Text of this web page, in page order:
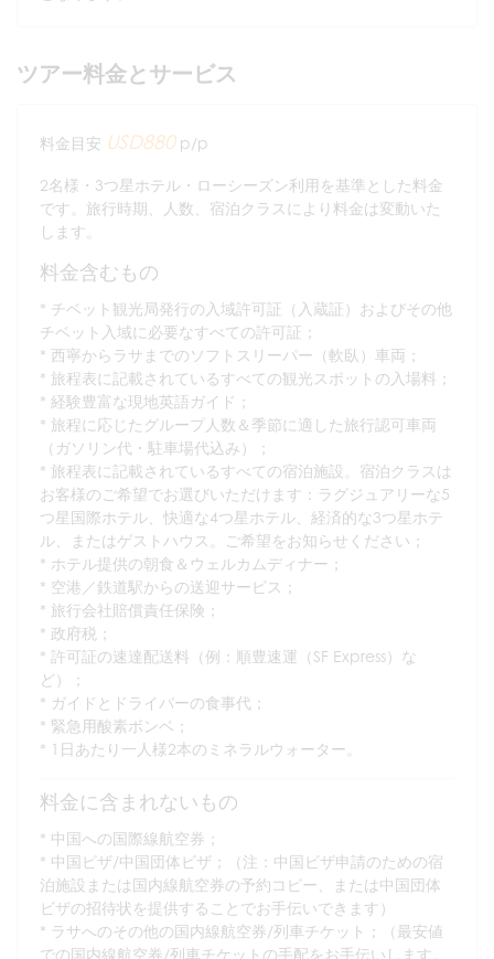
ツアー料金とサービス
料金目安 USD880p/p
2名様・3つ星ホテル・ローシーズン利用を基準とした料金
です。旅行時期、人数、宿泊クラスにより料金は変動いた
します。
料金含むもの
チベット観光局発行の入域許可証（入蔵証）およびその他
チベット入域に必要なすべての許可証；
西寧からラサまでのソフトスリーパー（軟臥）車両；
旅程表に記載されているすべての観光スポットの入場料；
経験豊富な現地英語ガイド；
旅程に応じたグループ人数＆季節に適した旅行認可車両
（ガソリン代・駐車場代込み）；
旅程表に記載されているすべての宿泊施設。宿泊クラスは
お客様のご希望でお選びいただけます：ラグジュアリーな5
つ星国際ホテル、快適な4つ星ホテル、経済的な3つ星ホテ
ル、またはゲストハウス。ご希望をお知らせください；
ホテル提供の朝食＆ウェルカムディナー；
空港／鉄道駅からの送迎サービス；
旅行会社賠償責任保険；
政府税；
許可証の速達配送料（例：順豊速運（SF Express）な
ど）；
ガイドとドライバーの食事代；
緊急用酸素ボンベ；
1日あたり一人様2本のミネラルウォーター。
料金に含まれないもの
中国への国際線航空券；
中国ビザ/中国団体ビザ；（注：中国ビザ申請のための宿
泊施設または国内線航空券の予約コピー、または中国団体
ビザの招待状を提供することでお手伝いできます）
ラサへのその他の国内線航空券/列車チケット；（最安値
での国内線航空券/列車チケットの手配をお手伝いします。